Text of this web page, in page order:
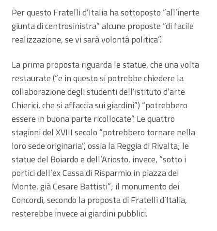
Per questo Fratelli d’Italia ha sottoposto “all’inerte
giunta di centrosinistra” alcune proposte “di facile
realizzazione, se vi sarà volontà politica”.
La prima proposta riguarda le statue, che una volta
restaurate (“e in questo si potrebbe chiedere la
collaborazione degli studenti dell’istituto d’arte
Chierici, che si affaccia sui giardini”) “potrebbero
essere in buona parte ricollocate”. Le quattro
stagioni del XVIII secolo “potrebbero tornare nella
loro sede originaria”, ossia la Reggia di Rivalta; le
statue del Boiardo e dell’Ariosto, invece, “sotto i
portici dell’ex Cassa di Risparmio in piazza del
Monte, già Cesare Battisti”; il monumento dei
Concordi, secondo la proposta di Fratelli d’Italia,
resterebbe invece ai giardini pubblici.